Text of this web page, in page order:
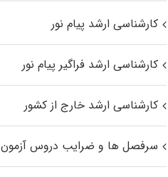
کارشناسی ارشد پیام نور
کارشناسی ارشد فراگیر پیام نور
کارشناسی ارشد خارج از کشور
سرفصل ها و ضرایب دروس آزمون